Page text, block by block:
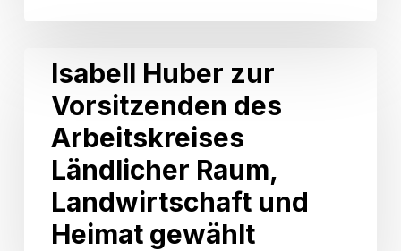
getreten.
Huber
Vorsitzenden
Arbeitskreises
Ländlicher
Landwirtschaft
Isabell Huber zur
Vorsitzenden des
Arbeitskreises
Ländlicher Raum,
Landwirtschaft und
Heimat gewählt